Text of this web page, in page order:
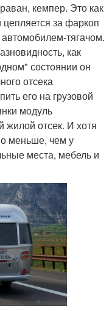
кемпер. Это как
цепляется за фаркоп
тягачом.
как
состоянии он
отсека
его на грузовой
модуль
жилой отсек. И хотя
меньше, чем у
места, мебель и